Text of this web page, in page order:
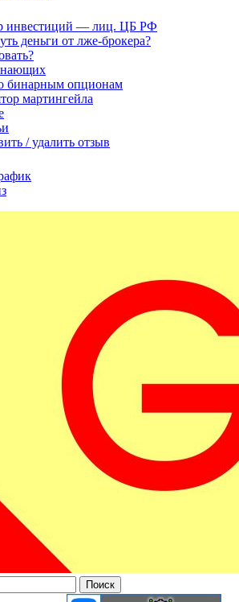
— лиц. ЦБ РФ
деньги от лже-брокера?
бинарным опционам
мартингейла
/ удалить отзыв